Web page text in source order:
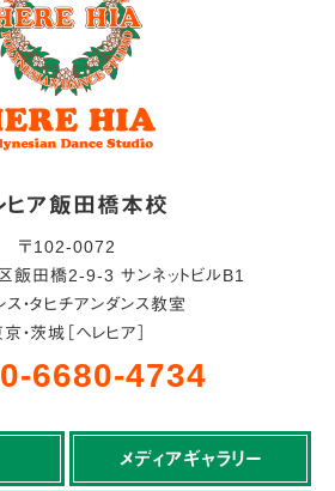
ヒア飯田橋本校
〒102-0072
飯田橋2-9-3 サンネットビルB1
ス・タヒチアンダンス教室
・茨城［ヘレヒア］
6680-4734
メディアギャラリー